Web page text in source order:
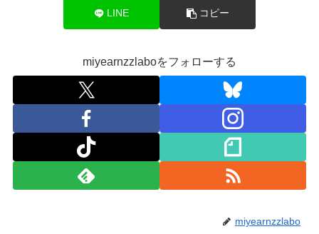
LINE コピー
miyearnzzlaboをフォローする
miyearnzzlabo